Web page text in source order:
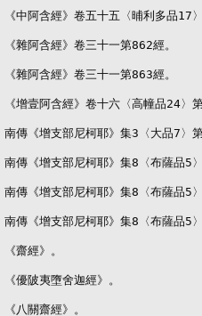
《中阿含經》卷五十五〈晡利多品17
《雜阿含經》卷三十一第862經。
《雜阿含經》卷三十一第863經。
《增壹阿含經》卷十六〈高幢品24〉
南傳《增支部尼柯耶》集3〈大品7〉
南傳《增支部尼柯耶》集8〈布薩品5
南傳《增支部尼柯耶》集8〈布薩品5
南傳《增支部尼柯耶》集8〈布薩品5
《齋經》。
《優陂夷墮舍迦經》。
《八關齋經》。